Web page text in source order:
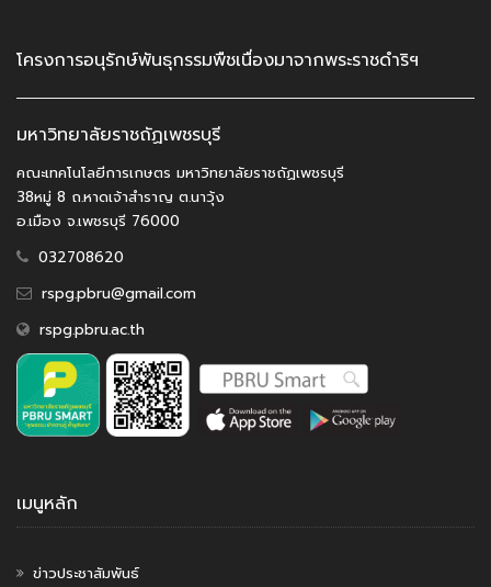
โครงการอนุรักษ์พันธุกรรมพืชเนื่องมาจากพระราชดำริฯ
มหาวิทยาลัยราชถัฏเพชรบุรี
คณะเทคโนโลยีการเกษตร มหาวิทยาลัยราชถัฏเพชรบุรี
38หมู่ 8 ถ.หาดเจ้าสำราญ ต.นาวุ้ง
อ.เมือง จ.เพชรบุรี 76000
032708620
rspg.pbru@gmail.com
rspg.pbru.ac.th
เมนูหลัก
ข่าวประชาสัมพันธ์